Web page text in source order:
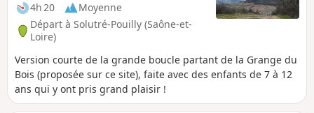
4h 20
Moyenne
Départ à Solutré-Pouilly (Saône-et-
Loire)
Version courte de la grande boucle partant de la Grange du
Bois (proposée sur ce site), faite avec des enfants de 7 à 12
ans qui y ont pris grand plaisir !